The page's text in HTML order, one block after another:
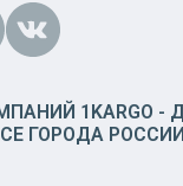
1KARGO -
ГОРОДА РОССИИ